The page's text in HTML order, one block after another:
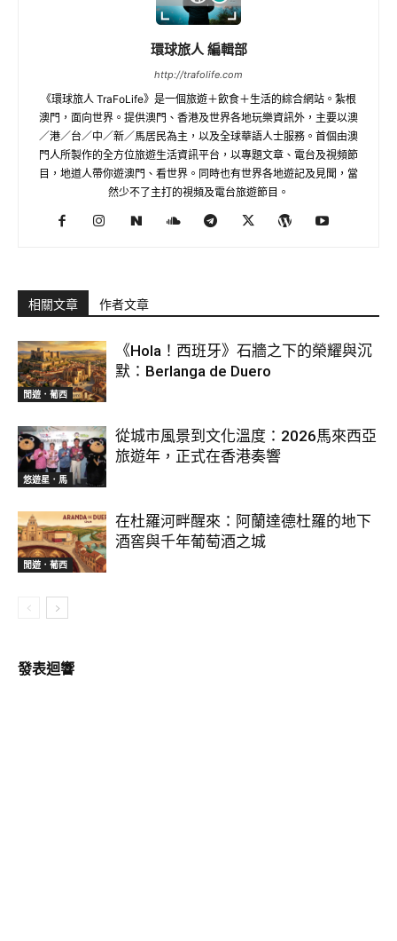
環球旅人 編輯部
http://trafolife.com
《環球旅人 TraFoLife》是一個旅遊＋飲食＋生活的綜合網站。紮根
澳門，面向世界。提供澳門、香港及世界各地玩樂資訊外，主要以澳
／港／台／中／新／馬居民為主，以及全球華語人士服務。首個由澳
門人所製作的全方位旅遊生活資訊平台，以專題文章、電台及視頻節
目，地道人帶你遊澳門、看世界。同時也有世界各地遊記及見聞，當
然少不了主打的視頻及電台旅遊節目。
相關文章 作者文章
閒遊．葡西
《Hola！西班牙》石牆之下的榮耀與沉
默：Berlanga de Duero
悠遊星．馬
從城市風景到文化溫度：2026馬來西亞
旅遊年，正式在香港奏響
閒遊．葡西
在杜羅河畔醒來：阿蘭達德杜羅的地下
酒窖與千年葡萄酒之城
發表迴響